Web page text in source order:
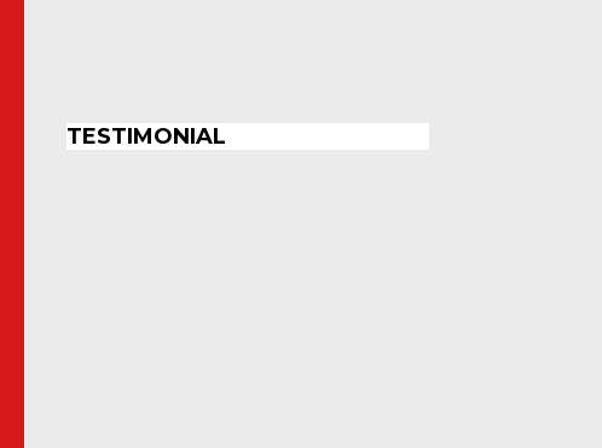
TESTIMONIAL